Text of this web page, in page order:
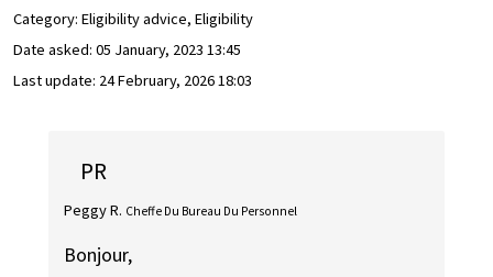
Category: Eligibility advice, Eligibility
Date asked: 05 January, 2023 13:45
Last update: 24 February, 2026 18:03
PR
Peggy R. Cheffe Du Bureau Du Personnel
Bonjour,